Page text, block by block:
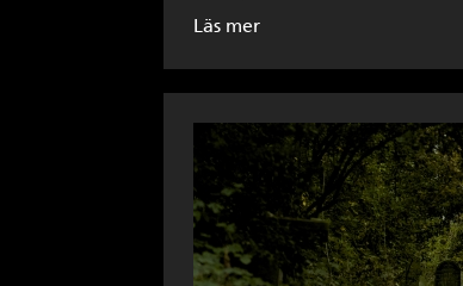
Läs mer